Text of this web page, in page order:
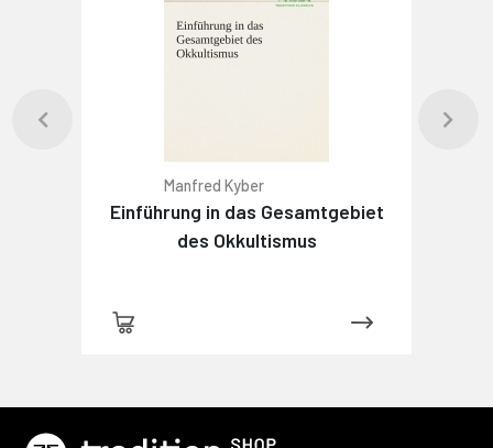
Manfred Kyber
Einführung in das Gesamtgebiet
des Okkultismus